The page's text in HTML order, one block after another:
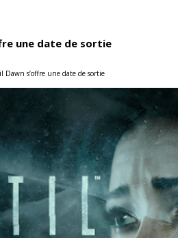
une date de sortie
Dawn s’offre une date de sortie